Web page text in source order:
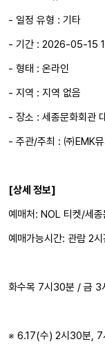
- 일정 유형 : 기타
- 기간 : 2026-05-15
- 형태 : 온라인
- 지역 : 지역 없음
- 장소 : 세종문화회관
- 주관/주최 : ㈜EMK뮤
[상세 정보]
예매처: NOL 티켓/세종
예매가능시간: 관람 2시
화수목 7시30분 / 금 3
※ 6.17(수) 2시30분, 7